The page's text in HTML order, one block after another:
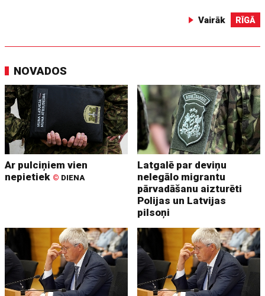
Vairāk RĪGĀ
NOVADOS
Ar pulciņiem vien
nepietiek © DIENA
Latgalē par deviņu
nelegālo migrantu
pārvadāšanu aizturēti
Polijas un Latvijas
pilsoņi